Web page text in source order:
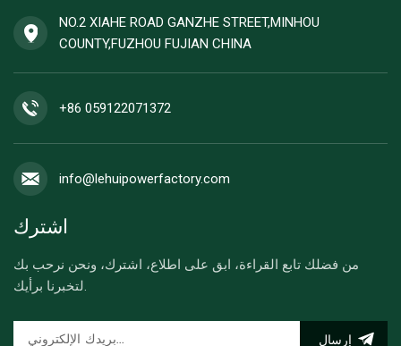
NO.2 XIAHE ROAD GANZHE STREET,MINHOU
COUNTY,FUZHOU FUJIAN CHINA
+86 059122071372
info@lehuipowerfactory.com
اشترك
من فضلك تابع القراءة، ابق على اطلاع، اشترك، ونحن نرحب بك
لتخبرنا برأيك.
إرسال